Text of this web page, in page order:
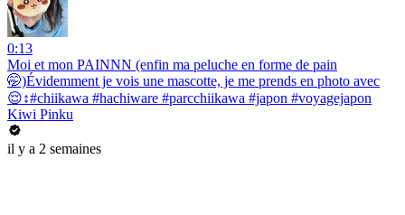
0:13
Moi et mon PAINNN (enfin ma peluche en forme de pain
🤭)Évidemment je vois une mascotte, je me prends en photo avec
😌↕️#chiikawa #hachiware #parcchiikawa #japon #voyagejapon
Kiwi Pinku
il y a 2 semaines